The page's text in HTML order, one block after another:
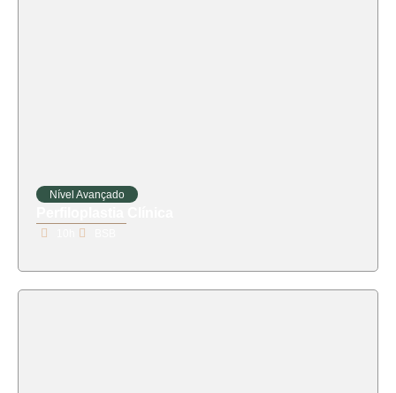
Nível Avançado